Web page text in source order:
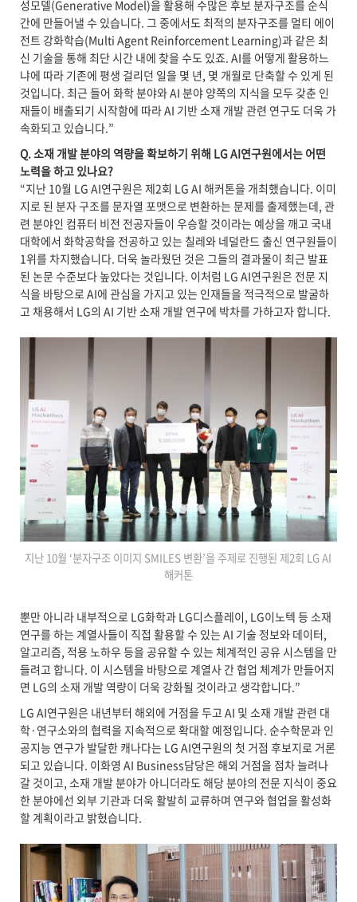
성모델(Generative Model)을 활용해 수많은 후보 분자구조를 순식
간에 만들어낼 수 있습니다. 그 중에서도 최적의 분자구조를 멀티 에이
전트 강화학습(Multi Agent Reinforcement Learning)과 같은 최
신 기술을 통해 최단 시간 내에 찾을 수도 있죠. AI를 어떻게 활용하느
냐에 따라 기존에 평생 걸리던 일을 몇 년, 몇 개월로 단축할 수 있게 된
것입니다. 최근 들어 화학 분야와 AI 분야 양쪽의 지식을 모두 갖춘 인
재들이 배출되기 시작함에 따라 AI 기반 소재 개발 관련 연구도 더욱 가
속화되고 있습니다.”
Q. 소재 개발 분야의 역량을 확보하기 위해 LG AI연구원에서는 어떤
노력을 하고 있나요?
“지난 10월 LG AI연구원은 제2회 LG AI 해커톤을 개최했습니다. 이미
지로 된 분자 구조를 문자열 포맷으로 변환하는 문제를 출제했는데, 관
련 분야인 컴퓨터 비전 전공자들이 우승할 것이라는 예상을 깨고 국내
대학에서 화학공학을 전공하고 있는 칠레와 네덜란드 출신 연구원들이
1위를 차지했습니다. 더욱 놀라웠던 것은 그들의 결과물이 최근 발표
된 논문 수준보다 높았다는 것입니다. 이처럼 LG AI연구원은 전문 지
식을 바탕으로 AI에 관심을 가지고 있는 인재들을 적극적으로 발굴하
고 채용해서 LG의 AI 기반 소재 개발 연구에 박차를 가하고자 합니다.
지난 10월 ‘분자구조 이미지 SMILES 변환’을 주제로 진행된 제2회 LG AI
해커톤
뿐만 아니라 내부적으로 LG화학과 LG디스플레이, LG이노텍 등 소재
연구를 하는 계열사들이 직접 활용할 수 있는 AI 기술 정보와 데이터,
알고리즘, 적용 노하우 등을 공유할 수 있는 체계적인 공유 시스템을 만
들려고 합니다. 이 시스템을 바탕으로 계열사 간 협업 체계가 만들어지
면 LG의 소재 개발 역량이 더욱 강화될 것이라고 생각합니다.”
LG AI연구원은 내년부터 해외에 거점을 두고 AI 및 소재 개발 관련 대
학·연구소와의 협력을 지속적으로 확대할 예정입니다. 순수학문과 인
공지능 연구가 발달한 캐나다는 LG AI연구원의 첫 거점 후보지로 거론
되고 있습니다. 이화영 AI Business담당은 해외 거점을 점차 늘려나
갈 것이고, 소재 개발 분야가 아니더라도 해당 분야의 전문 지식이 중요
한 분야에선 외부 기관과 더욱 활발히 교류하며 연구와 협업을 활성화
할 계획이라고 밝혔습니다.